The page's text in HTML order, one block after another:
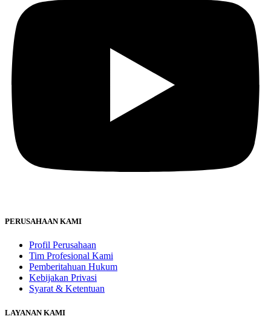
PERUSAHAAN KAMI
Profil Perusahaan
Tim Profesional Kami
Pemberitahuan Hukum
Kebijakan Privasi
Syarat & Ketentuan
LAYANAN KAMI